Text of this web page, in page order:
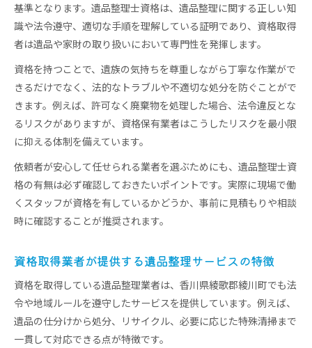
基準となります。遺品整理士資格は、遺品整理に関する正しい知
識や法令遵守、適切な手順を理解している証明であり、資格取得
者は遺品や家財の取り扱いにおいて専門性を発揮します。
資格を持つことで、遺族の気持ちを尊重しながら丁寧な作業がで
きるだけでなく、法的なトラブルや不適切な処分を防ぐことがで
きます。例えば、許可なく廃棄物を処理した場合、法令違反とな
るリスクがありますが、資格保有業者はこうしたリスクを最小限
に抑える体制を備えています。
依頼者が安心して任せられる業者を選ぶためにも、遺品整理士資
格の有無は必ず確認しておきたいポイントです。実際に現場で働
くスタッフが資格を有しているかどうか、事前に見積もりや相談
時に確認することが推奨されます。
資格取得業者が提供する遺品整理サービスの特徴
資格を取得している遺品整理業者は、香川県綾歌郡綾川町でも法
令や地域ルールを遵守したサービスを提供しています。例えば、
遺品の仕分けから処分、リサイクル、必要に応じた特殊清掃まで
一貫して対応できる点が特徴です。